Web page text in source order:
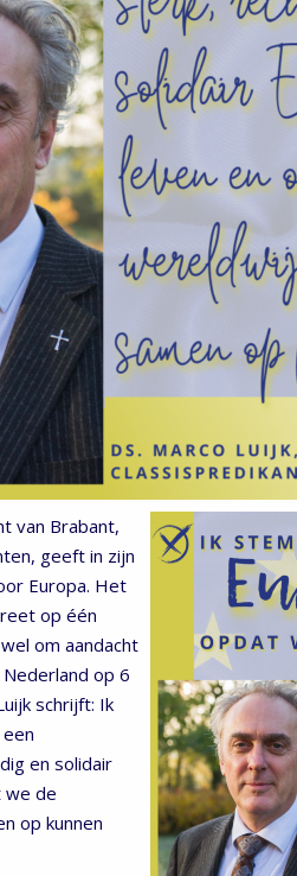
van Brabant,
geeft in zijn
Europa. Het
op één
om aandacht
op 6
schrijft: Ik
en solidair
we de
op kunnen